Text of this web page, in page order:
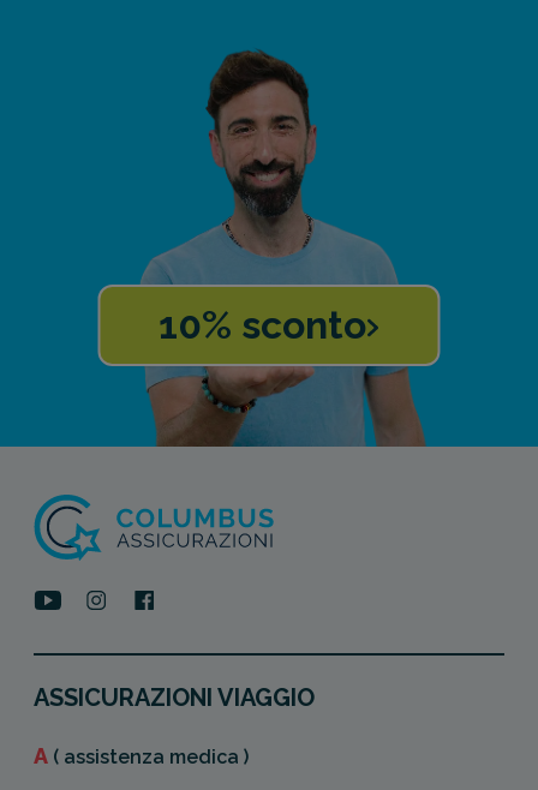
10% sconto
ASSICURAZIONI VIAGGIO
A ( assistenza medica )